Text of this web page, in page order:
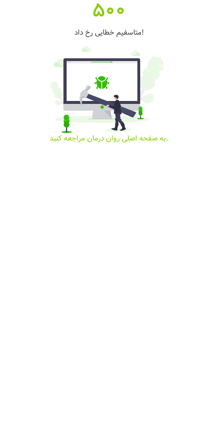
500
متاسفیم خطایی رخ داد!
به صفحه اصلی روان درمان مراجعه کنید.